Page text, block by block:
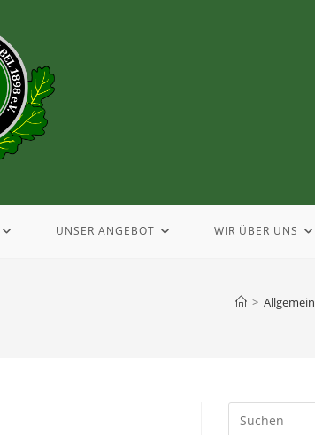
UNSER ANGEBOT WIR ÜBER UNS
> Allgemein